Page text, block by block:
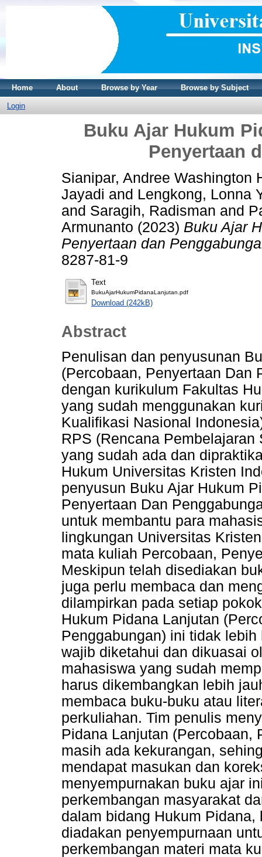
Home About Browse by Year Browse by Subject
Login
Buku Ajar Hukum
Penyertaan
Sianipar, Andree Washington
Jayadi and Lengkong, Lonna
and Saragih, Radisman and
Armunanto (2023) Buku Ajar
Penyertaan dan
8287-81-9
Text
BukuAjarHukumPidanaLanjutan.pdf
Download (242kB)
Abstract
Penulisan dan penyusunan
(Percobaan, Penyertaan Dan
dengan kurikulum Fakultas
yang sudah menggunakan
Kualifikasi Nasional
RPS (Rencana
yang sudah ada dan
Hukum Universitas Kristen
penyusun Buku Ajar Hukum
Penyertaan Dan
untuk membantu para
lingkungan Universitas
mata kuliah Percobaan,
Meskipun telah disediakan
juga perlu membaca dan
dilampirkan pada setiap
Hukum Pidana Lanjutan
Penggabungan) ini tidak
wajib diketahui dan dikuasai
mahasiswa yang sudah
harus dikembangkan lebih
membaca buku-buku atau
perkuliahan. Tim penulis
Pidana Lanjutan (Percobaan,
masih ada kekurangan,
mendapat masukan dan
menyempurnakan buku ajar
perkembangan masyarakat
dalam bidang Hukum
diadakan penyempurnaan
perkembangan materi mata